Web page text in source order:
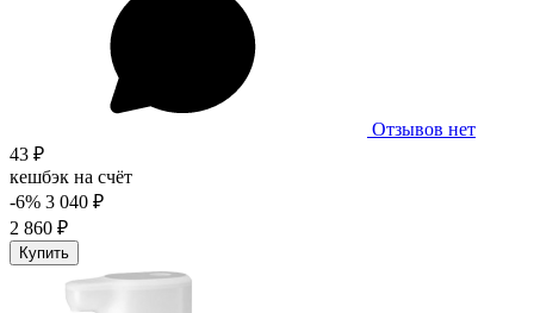
Отзывов нет
43 ₽
кешбэк на счёт
-6% 3 040 ₽
2 860 ₽
Купить